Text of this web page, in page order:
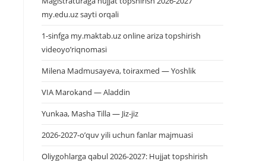
my.edu.uz sayti orqali
1-sinfga my.maktab.uz online ariza topshirish
videoyo’riqnomasi
Milena Madmusayeva, toiraxmed — Yoshlik
VIA Marokand — Aladdin
Yunkaa, Masha Tilla — Jiz-jiz
2026-2027-o’quv yili uchun fanlar majmuasi
Oliygohlarga qabul 2026-2027: Hujjat topshirish